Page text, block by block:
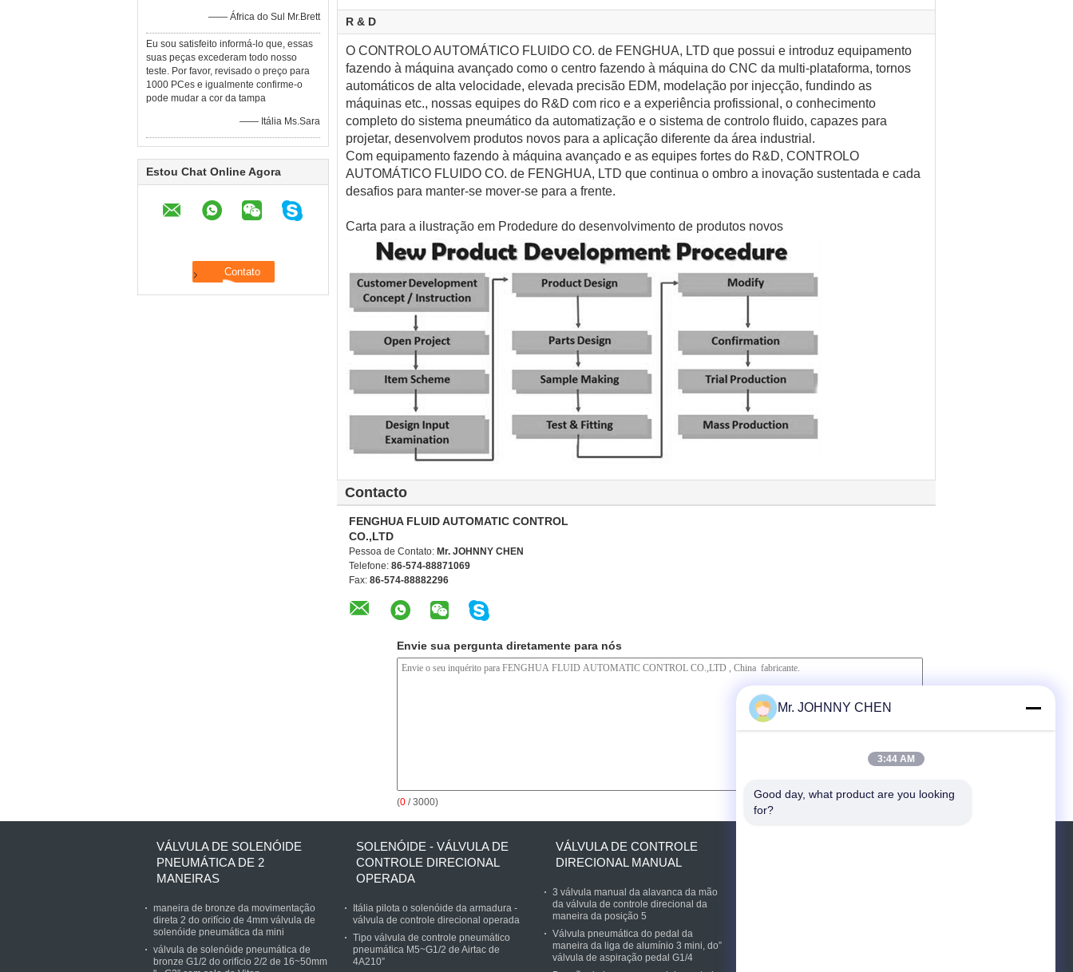
—— África do Sul Mr.Brett
Eu sou satisfeito informá-lo que, essas
suas peças excederam todo nosso
teste. Por favor, revisado o preço para
1000 PCes e igualmente confirme-o
pode mudar a cor da tampa
—— Itália Ms.Sara
Estou Chat Online Agora
R & D
O CONTROLO AUTOMÁTICO FLUIDO CO. de FENGHUA, LTD que possui e introduz equipamento
fazendo à máquina avançado como o centro fazendo à máquina do CNC da multi-plataforma, tornos
automáticos de alta velocidade, elevada precisão EDM, modelação por injecção, fundindo as
máquinas etc., nossas equipes do R&D com rico e a experiência profissional, o conhecimento
completo do sistema pneumático da automatização e o sistema de controlo fluido, capazes para
projetar, desenvolvem produtos novos para a aplicação diferente da área industrial.
Com equipamento fazendo à máquina avançado e as equipes fortes do R&D, CONTROLO
AUTOMÁTICO FLUIDO CO. de FENGHUA, LTD que continua o ombro a inovação sustentada e cada
desafios para manter-se mover-se para a frente.
Carta para a ilustração em Prodedure do desenvolvimento de produtos novos
Contacto
FENGHUA FLUID AUTOMATIC CONTROL
CO.,LTD
Pessoa de Contato: Mr. JOHNNY CHEN
Telefone: 86-574-88871069
Fax: 86-574-88882296
Envie sua pergunta diretamente para nós
(0 / 3000)
VÁLVULA DE SOLENÓIDE
PNEUMÁTICA DE 2
MANEIRAS
maneira de bronze da movimentação
direta 2 do orifício de 4mm válvula de
solenóide pneumática da mini
válvula de solenóide pneumática de
bronze G1/2 do orifício 2/2 de 16~50mm
SOLENÓIDE - VÁLVULA DE
CONTROLE DIRECIONAL
OPERADA
Itália pilota o solenóide da armadura -
válvula de controle direcional operada
Tipo válvula de controle pneumático
pneumática M5~G1/2 de Airtac de
4A210”
VÁLVULA DE CONTROLE
DIRECIONAL MANUAL
3 válvula manual da alavanca da mão
da válvula de controle direcional da
maneira da posição 5
Válvula pneumática do pedal da
maneira da liga de alumínio 3 mini, do”
válvula de aspiração pedal G1/4
Mr. JOHNNY CHEN
3:44 AM
Good day, what product are you looking
for?